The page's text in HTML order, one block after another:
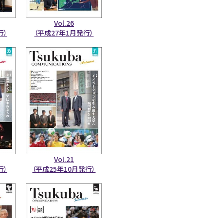
Vol.26
（平成27年1月発行）
Vol.21
（平成25年10月発行）